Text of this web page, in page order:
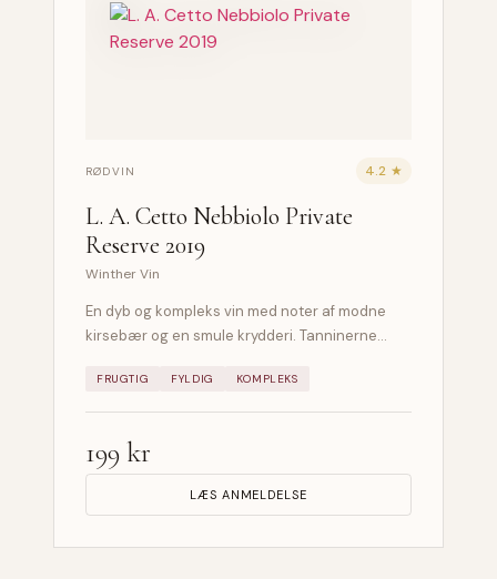
RØDVIN 4.2 ★
L. A. Cetto Nebbiolo Private
Reserve 2019
Winther Vin
En dyb og kompleks vin med noter af modne
kirsebær og en smule krydderi. Tanninerne…
FRUGTIG FYLDIG KOMPLEKS
199 kr
LÆS ANMELDELSE